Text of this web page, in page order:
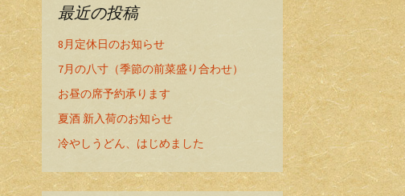
最近の投稿
8月定休日のお知らせ
7月の八寸（季節の前菜盛り合わせ）
お昼の席予約承ります
夏酒 新入荷のお知らせ
冷やしうどん、はじめました